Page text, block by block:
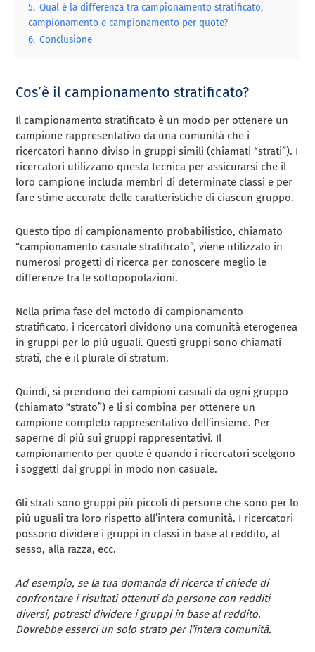
5. Qual è la differenza tra campionamento stratificato,
campionamento e campionamento per quote?
6. Conclusione
Cos’è il campionamento stratificato?
Il campionamento stratificato è un modo per ottenere un
campione rappresentativo da una comunità che i
ricercatori hanno diviso in gruppi simili (chiamati “strati”). I
ricercatori utilizzano questa tecnica per assicurarsi che il
loro campione includa membri di determinate classi e per
fare stime accurate delle caratteristiche di ciascun gruppo.
Questo tipo di campionamento probabilistico, chiamato
“campionamento casuale stratificato”, viene utilizzato in
numerosi progetti di ricerca per conoscere meglio le
differenze tra le sottopopolazioni.
Nella prima fase del metodo di campionamento
stratificato, i ricercatori dividono una comunità eterogenea
in gruppi per lo più uguali. Questi gruppi sono chiamati
strati, che è il plurale di stratum.
Quindi, si prendono dei campioni casuali da ogni gruppo
(chiamato “strato”) e li si combina per ottenere un
campione completo rappresentativo dell’insieme. Per
saperne di più sui gruppi rappresentativi. Il
campionamento per quote è quando i ricercatori scelgono
i soggetti dai gruppi in modo non casuale.
Gli strati sono gruppi più piccoli di persone che sono per lo
più uguali tra loro rispetto all’intera comunità. I ricercatori
possono dividere i gruppi in classi in base al reddito, al
sesso, alla razza, ecc.
Ad esempio, se la tua domanda di ricerca ti chiede di
confrontare i risultati ottenuti da persone con redditi
diversi, potresti dividere i gruppi in base al reddito.
Dovrebbe esserci un solo strato per l’intera comunità.